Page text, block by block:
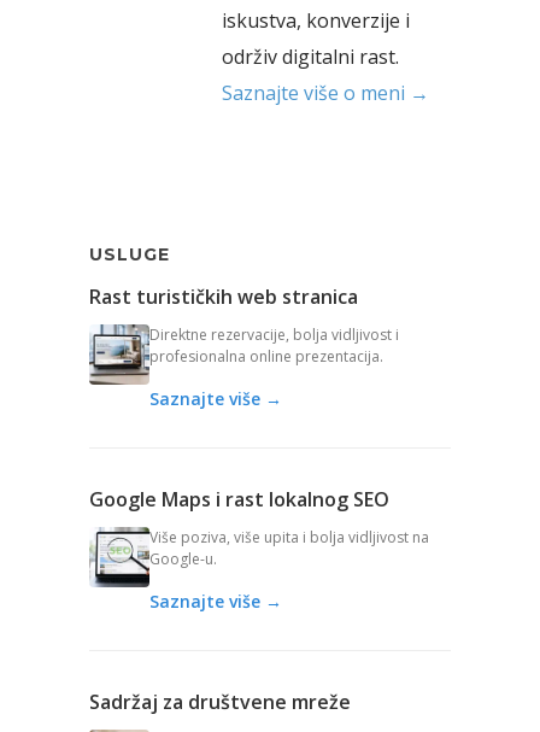
iskustva, konverzije i
održiv digitalni rast.
Saznajte više o meni →
USLUGE
Rast turističkih web stranica
Direktne rezervacije, bolja vidljivost i
profesionalna online prezentacija.
Saznajte više →
Google Maps i rast lokalnog SEO
Više poziva, više upita i bolja vidljivost na
Google-u.
Saznajte više →
Sadržaj za društvene mreže